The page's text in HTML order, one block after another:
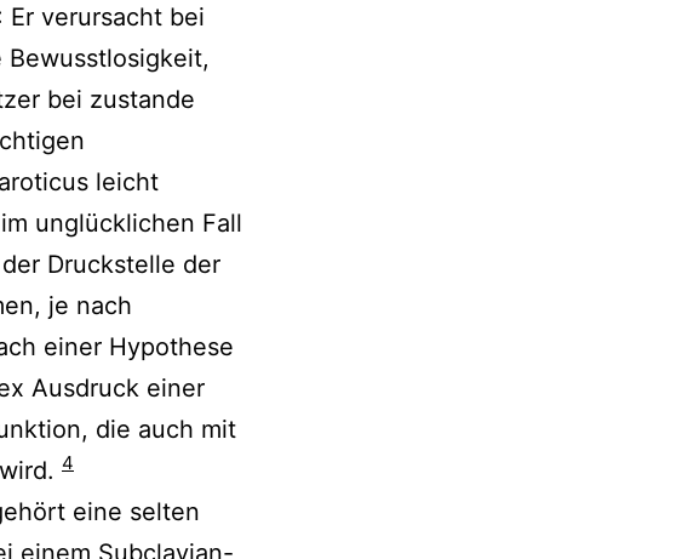
Er verursacht bei
bei zustande
leicht
unglücklichen Fall
Druckstelle der
je nach
einer Hypothese
Ausdruck einer
die auch mit
4
eine selten
einem Subclavian-